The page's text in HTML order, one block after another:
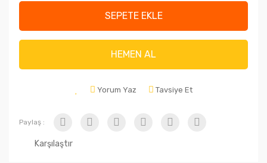
SEPETE EKLE
HEMEN AL
Yorum Yaz Tavsiye Et
Paylaş :
Karşılaştır